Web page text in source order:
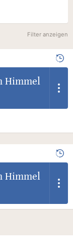
Filter anzeigen
Himmel
Himmel